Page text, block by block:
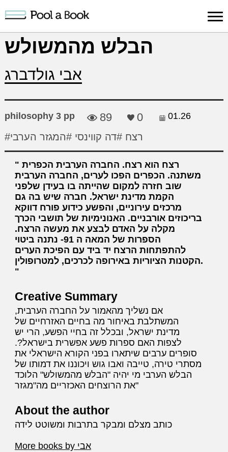
Sign in
Publish
Book
Book
הבלש מהמשולש
אבי גולדברג
philosophy 3 pp 89 0 01.26
#רצח#דה קווינסי#המגזר הערבי
משתנה. הכפרים הפכו לערים, החברה הערבית
שוב חזרה למקום שהייתה בו בעידן שלפני
הקמת מדינת ישראל. חברה שיש בה גם
מרכזים עירוניים, והפשע כידוע פורח דווקא
בריכוזים אורבניים. האנונימיות של תושבי הכרך
מקלה על האדם לבצע את מעשה הרצח.
הספרות של המאה ה 91- נתנה ביטוי
להתפתחות הרצח יד ביד עם הפיכת הערים
הקטנות הציוריות באירופה לכרכים, למטרופולין.
Creative Summary
אם נשליך מהאמור על החברה הערבית,
המשתלבת באיחור מה בחיים האזרחיים של
מדינת ישראל, ובכלל זה בחיי הפשע, הרי יש
לצפות האם ספרות פשע אפשרית בישראל?.
סופרים ערבים שיתארו בפני הקורא הישראלי את
מסתרי טירה, טייבה ואבו גוש ויכוננו את דמותו של
הבלש הערבי מי יהיה "הבלש מהמשולש" הלוכד
את הרוצחים האכזריים מה"מגזר"
About the author
כותב מצלם ומבקר בתרבות ומשוטט לידה
More books by אבי